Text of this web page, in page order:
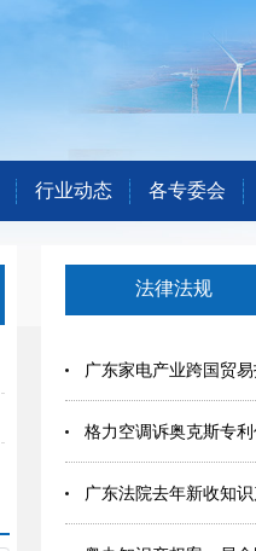
行业动态 各专委会
法律法规
广东家电产业跨国贸
格力空调诉奥克斯专
广东法院去年新收知